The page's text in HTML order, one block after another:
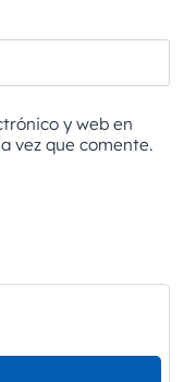
y web en
vez que comente.